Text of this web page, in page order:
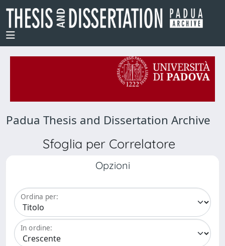
Padua Thesis and Dissertation Archive
Sfoglia per Correlatore
Opzioni
Ordina per:
In ordine: